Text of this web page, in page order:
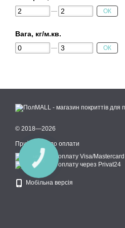
ОК
Вага, кг/м.кв.
ОК
© 2018—2026
Приймаємо до оплати
Мобільна версія
КНОПКА
ЗВ'ЯЗКУ